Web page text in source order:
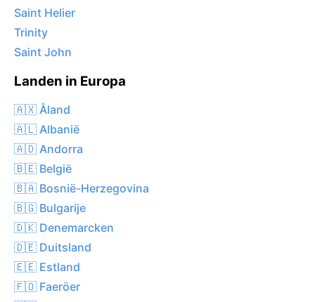
Saint Helier
Trinity
Saint John
Landen in Europa
🇦🇽 Åland
🇦🇱 Albanië
🇦🇩 Andorra
🇧🇪 België
🇧🇦 Bosnië-Herzegovina
🇧🇬 Bulgarije
🇩🇰 Denemarcken
🇩🇪 Duitsland
🇪🇪 Estland
🇫🇴 Faeröer